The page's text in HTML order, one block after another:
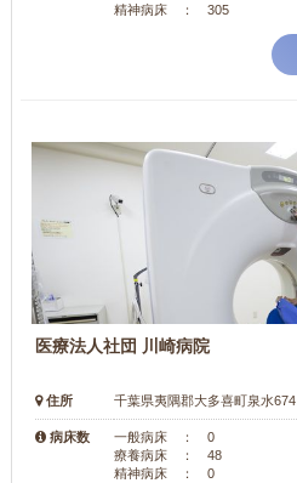
精神病床 ： 305
医療法人社団 川崎病院
住所 千葉県夷隅郡大多喜町泉水674
病床数
一般病床 ： 0
療養病床 ： 48
精神病床 ： 0